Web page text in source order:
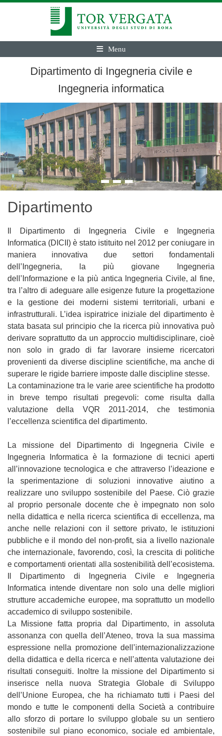
Menu
Dipartimento di Ingegneria civile e
Ingegneria informatica
Dipartimento
Il Dipartimento di Ingegneria Civile e Ingegneria
Informatica (DICII) è stato istituito nel 2012 per coniugare in
maniera innovativa due settori fondamentali
dell’Ingegneria, la più giovane Ingegneria
dell’Informazione e la più antica Ingegneria Civile, al fine,
tra l’altro di adeguare alle esigenze future la progettazione
e la gestione dei moderni sistemi territoriali, urbani e
infrastrutturali. L’idea ispiratrice iniziale del dipartimento è
stata basata sul principio che la ricerca più innovativa può
derivare soprattutto da un approccio multidisciplinare, cioè
non solo in grado di far lavorare insieme ricercatori
provenienti da diverse discipline scientifiche, ma anche di
superare le rigide barriere imposte dalle discipline stesse.
La contaminazione tra le varie aree scientifiche ha prodotto
in breve tempo risultati pregevoli: come risulta dalla
valutazione della VQR 2011-2014, che testimonia
l’eccellenza scientifica del dipartimento.
La missione del Dipartimento di Ingegneria Civile e
Ingegneria Informatica è la formazione di tecnici aperti
all’innovazione tecnologica e che attraverso l’ideazione e
la sperimentazione di soluzioni innovative aiutino a
realizzare uno sviluppo sostenibile del Paese. Ciò grazie
al proprio personale docente che è impegnato non solo
nella didattica e nella ricerca scientifica di eccellenza, ma
anche nelle relazioni con il settore privato, le istituzioni
pubbliche e il mondo del non-profit, sia a livello nazionale
che internazionale, favorendo, così, la crescita di politiche
e comportamenti orientati alla sostenibilità dell’ecosistema.
Il Dipartimento di Ingegneria Civile e Ingegneria
Informatica intende diventare non solo una delle migliori
strutture accademiche europee, ma soprattutto un modello
accademico di sviluppo sostenibile.
La Missione fatta propria dal Dipartimento, in assoluta
assonanza con quella dell’Ateneo, trova la sua massima
espressione nella promozione dell’internazionalizzazione
della didattica e della ricerca e nell’attenta valutazione dei
risultati conseguiti. Inoltre la missione del Dipartimento si
inserisce nella nuova Strategia Globale di Sviluppo
dell’Unione Europea, che ha richiamato tutti i Paesi del
mondo e tutte le componenti della Società a contribuire
allo sforzo di portare lo sviluppo globale su un sentiero
sostenibile sul piano economico, sociale ed ambientale,